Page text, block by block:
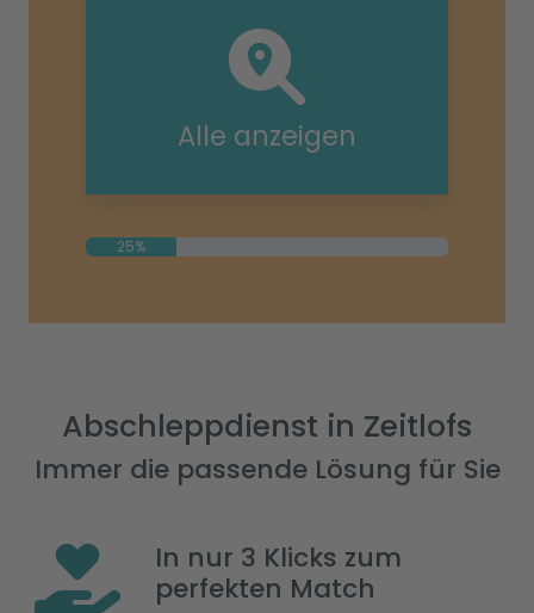
Alle anzeigen
25%
Abschleppdienst in Zeitlofs
Immer die passende Lösung für Sie
In nur 3 Klicks zum
perfekten Match